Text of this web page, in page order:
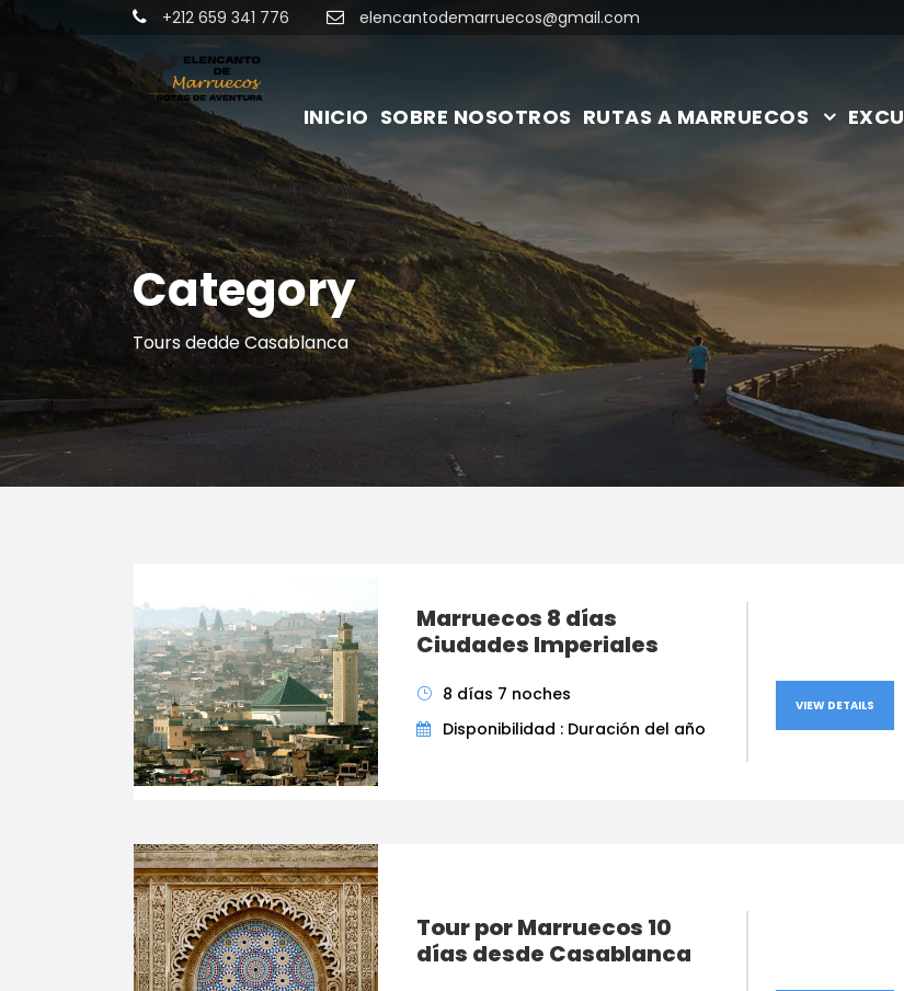
+212 659 341 776 elencantodemarruecos@gmail.com
INICIO SOBRE NOSOTROS RUTAS A MARRUECOS
Category
Tours dedde Casablanca
Marruecos 8 días
Ciudades Imperiales
8 días 7 noches
Disponibilidad : Duración del año
VIEW DETAILS
Tour por Marruecos 10
días desde Casablanca